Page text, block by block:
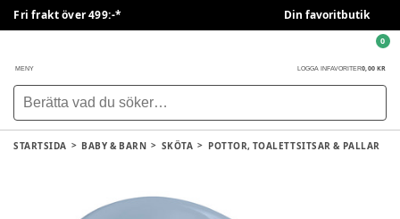
Fri frakt över 499:-* Din favoritbutik
MENY LOGGA IN FAVORITER0,00 KR
0
STARTSIDA BABY & BARN SKÖTA POTTOR, TOALETTSITSAR & PALLAR